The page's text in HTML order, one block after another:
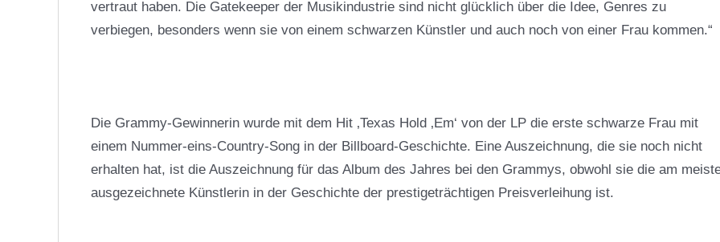
vertraut haben. Die Gatekeeper der Musikindustrie sind nicht glücklich über die Idee, Genres zu
verbiegen, besonders wenn sie von einem schwarzen Künstler und auch noch von einer Frau kommen.“
Die Grammy-Gewinnerin wurde mit dem Hit ‚Texas Hold ‚Em‘ von der LP die erste schwarze Frau mit
einem Nummer-eins-Country-Song in der Billboard-Geschichte. Eine Auszeichnung, die sie noch nicht
erhalten hat, ist die Auszeichnung für das Album des Jahres bei den Grammys, obwohl sie die am
ausgezeichnete Künstlerin in der Geschichte der prestigeträchtigen Preisverleihung ist.